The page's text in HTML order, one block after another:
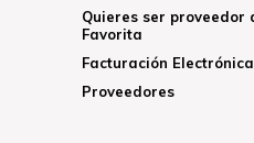
Quieres ser proveedor
Favorita
Facturación Electrónica
Proveedores